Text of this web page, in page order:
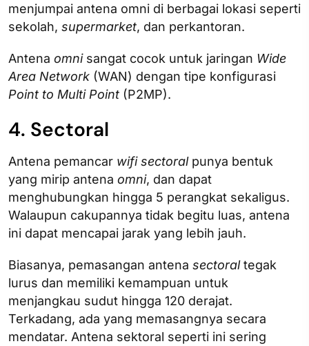
menjumpai antena omni di berbagai lokasi seperti
sekolah, supermarket, dan perkantoran.
Antena omni sangat cocok untuk jaringan Wide
Area Network (WAN) dengan tipe konfigurasi
Point to Multi Point (P2MP).
4. Sectoral
Antena pemancar wifi sectoral punya bentuk
yang mirip antena omni, dan dapat
menghubungkan hingga 5 perangkat sekaligus.
Walaupun cakupannya tidak begitu luas, antena
ini dapat mencapai jarak yang lebih jauh.
Biasanya, pemasangan antena sectoraltegak
lurus dan memiliki kemampuan untuk
menjangkau sudut hingga 120 derajat.
Terkadang, ada yang memasangnya secara
mendatar. Antena sektoral seperti ini sering